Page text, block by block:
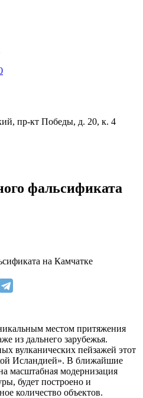
пр-кт Победы, д. 20, к. 4
фальсификата
на Камчатке
местом притяжения
из дальнего зарубежья.
вулканических пейзажей этот
Исландией». В ближайшие
масштабная модернизация
будет построено и
количество объектов.